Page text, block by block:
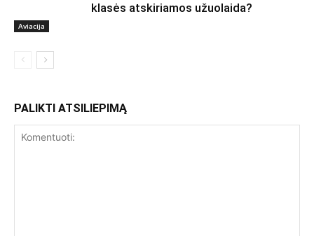
Aviacija
klasės atskiriamos užuolaida?
PALIKTI ATSILIEPIMĄ